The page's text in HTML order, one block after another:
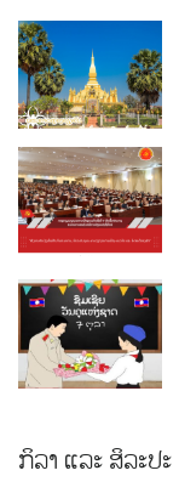
ກິລາ ແລະ ສິລະປະ